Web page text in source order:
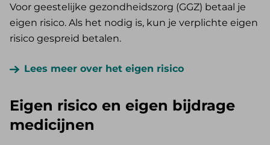
Voor geestelijke gezondheidszorg (GGZ) betaal je
eigen risico. Als het nodig is, kun je verplichte eigen
risico gespreid betalen.
Lees meer over het eigen risico
Eigen risico en eigen bijdrage
medicijnen